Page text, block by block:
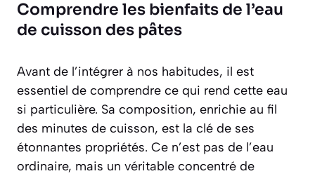
Comprendre les bienfaits de l’eau
de cuisson des pâtes
Avant de l’intégrer à nos habitudes, il est
essentiel de comprendre ce qui rend cette eau
si particulière. Sa composition, enrichie au fil
des minutes de cuisson, est la clé de ses
étonnantes propriétés. Ce n’est pas de l’eau
ordinaire, mais un véritable concentré de